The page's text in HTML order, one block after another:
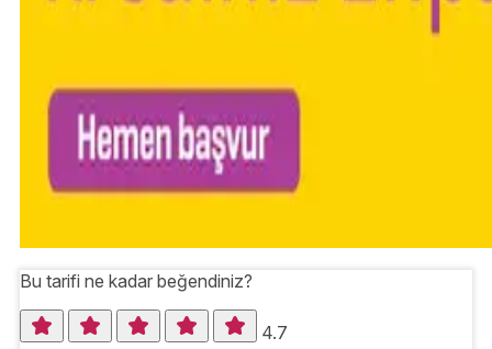
Bu tarifi ne kadar beğendiniz?
4.7